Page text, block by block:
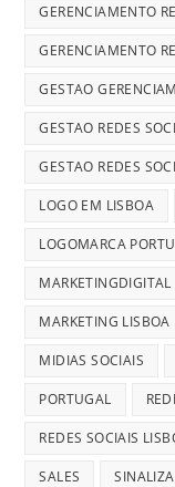
GERENCIAMENTO
GERENCIAMENTO
GESTAO
GESTAO REDES
GESTAO REDES
LOGO EM LISBOA
LOGOMARCA
MARKETINGDIGITAL
MARKETING LISBOA
MIDIAS SOCIAIS
PORTUGAL
REDES SOCIAIS
SALES